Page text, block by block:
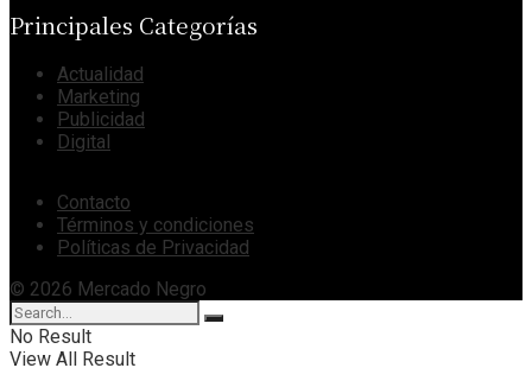
Principales Categorías
Actualidad
Marketing
Publicidad
Digital
Contacto
Términos y condiciones
Políticas de Privacidad
© 2026 Mercado Negro
No Result
View All Result